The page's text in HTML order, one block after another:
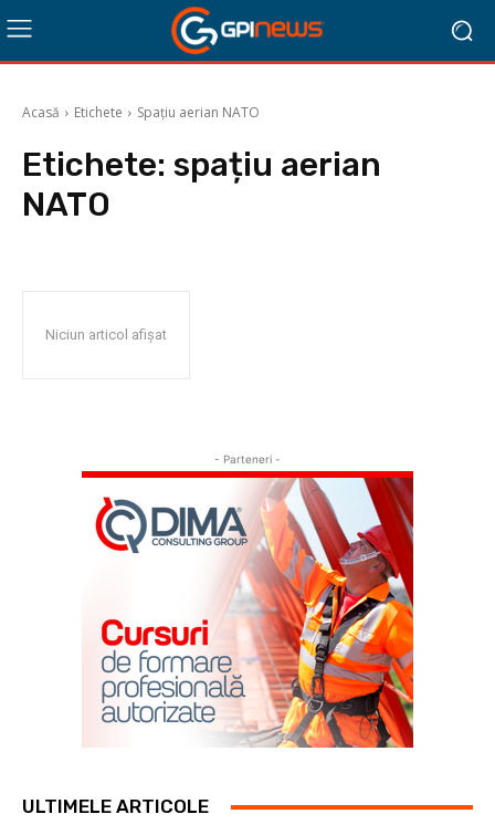
Acasă Etichete Spațiu aerian NATO
Etichete: spațiu aerian
NATO
Niciun articol afișat
- Parteneri -
ULTIMELE ARTICOLE